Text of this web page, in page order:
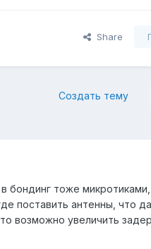
Share
Создать тему
бондинг тоже
поставить антенны, что
возможно увеличить